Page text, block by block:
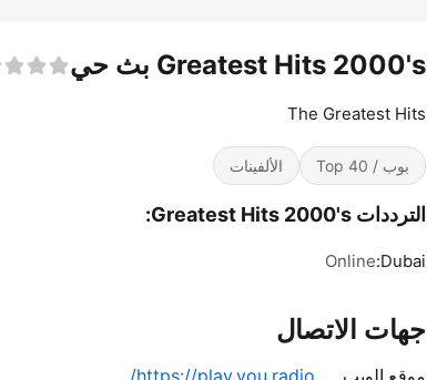
Greatest Hits 2000's بث حي
The Greatest Hits
بوب / Top 40 الألفينات
الترددات Greatest Hits 2000's:
Dubai:
Online
جهات الاتصال